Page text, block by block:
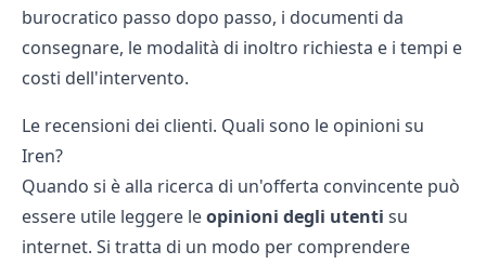
burocratico passo dopo passo, i documenti da
consegnare, le modalità di inoltro richiesta e i tempi e
costi dell'intervento.
Le recensioni dei clienti. Quali sono le opinioni su
Iren?
Quando si è alla ricerca di un'offerta convincente può
essere utile leggere leopinioni degli utenti su
internet. Si tratta di un modo per comprendere